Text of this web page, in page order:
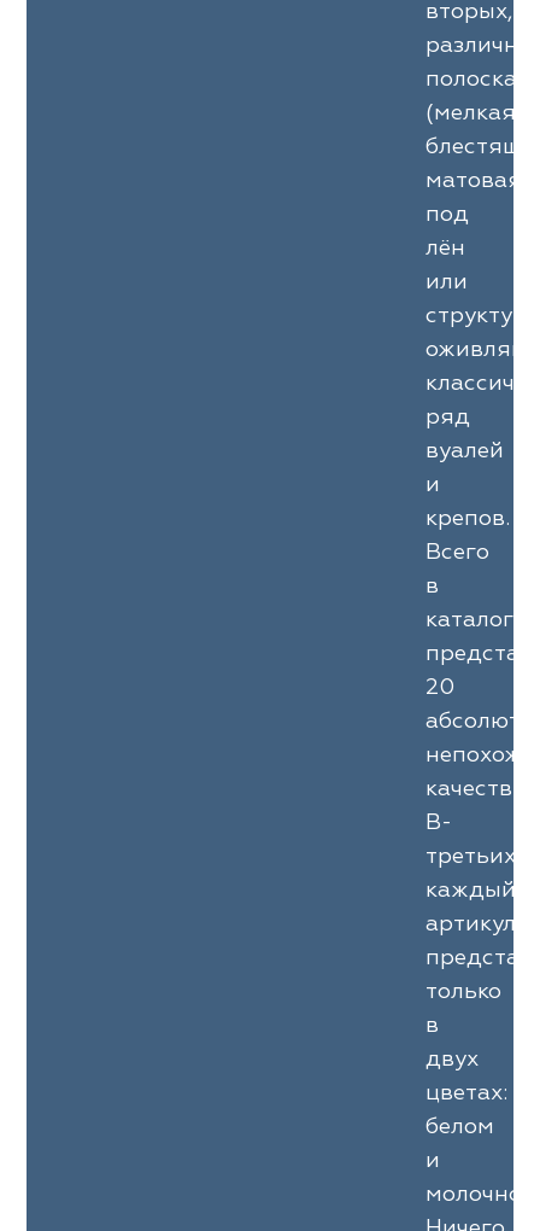
вторых,
полоска
(мелкая,
матовая,
под
лён
или
оживляют
ряд
вуалей
и
крепов.
Всего
в
каталоге
20
качеств.
В-
третьих,
каждый
артикул
только
в
двух
цветах:
белом
и